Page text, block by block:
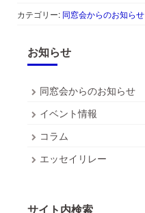
カテゴリー: 同窓会からのお知らせ
お知らせ
同窓会からのお知らせ
イベント情報
コラム
エッセイリレー
サイト内検索